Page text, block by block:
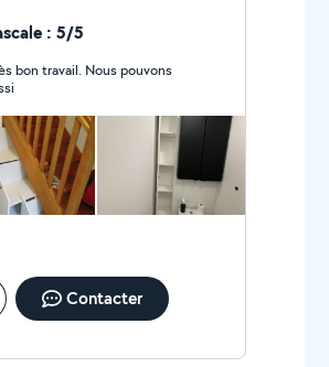
: 5/5
bon travail. Nous pouvons
Contacter